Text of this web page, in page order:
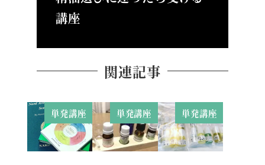
講座
関連記事
単発講座 単発講座 単発講座